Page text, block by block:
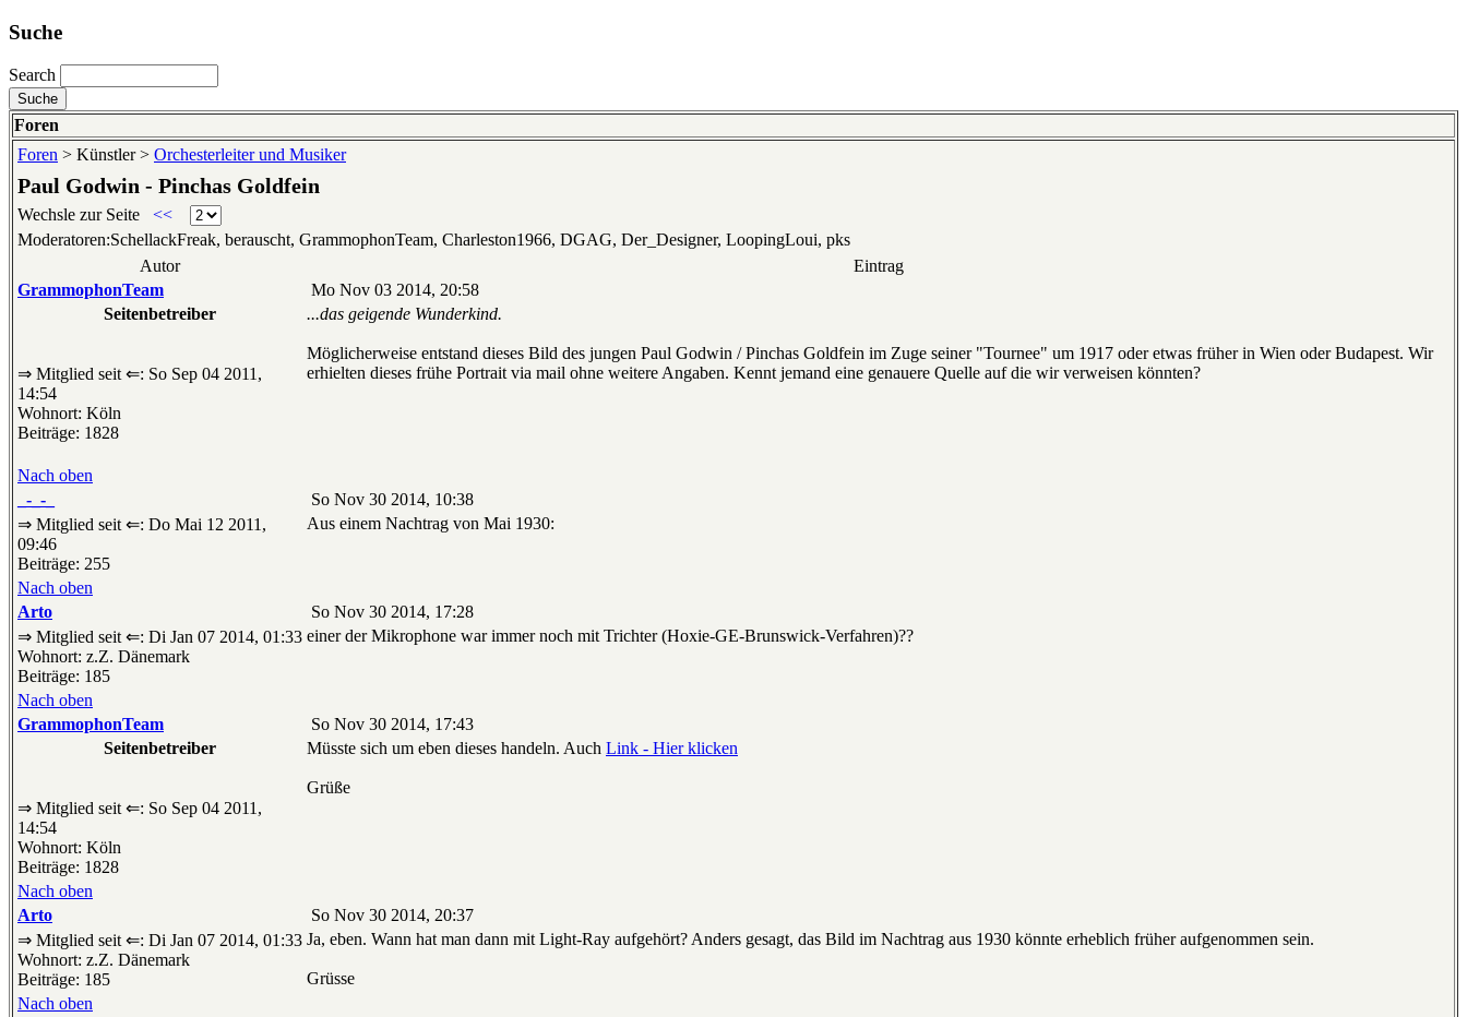
Suche
Search
Foren
Foren > Künstler > Orchesterleiter und Musiker
Paul Godwin - Pinchas Goldfein
Wechsle zur Seite
<<
Moderatoren:SchellackFreak, berauscht, GrammophonTeam, Charleston1966, DGAG, Der_Designer, LoopingLoui, pks
Autor
Eintrag
GrammophonTeam
Mo Nov 03 2014, 20:58
Seitenbetreiber
⇒ Mitglied seit ⇐: So Sep 04 2011,
14:54
Wohnort: Köln
Beiträge: 1828
...das geigende Wunderkind.
Möglicherweise entstand dieses Bild des jungen Paul Godwin / Pinchas Goldfein im Zuge seiner "Tournee" um 1917 oder etwas früher in Wien oder Budapest. Wir
erhielten dieses frühe Portrait via mail ohne weitere Angaben. Kennt jemand eine genauere Quelle auf die wir verweisen könnten?
Nach oben
_-_-_
So Nov 30 2014, 10:38
⇒ Mitglied seit ⇐: Do Mai 12 2011,
09:46
Beiträge: 255
Aus einem Nachtrag von Mai 1930:
Nach oben
Arto
So Nov 30 2014, 17:28
⇒ Mitglied seit ⇐: Di Jan 07 2014, 01:33
Wohnort: z.Z. Dänemark
Beiträge: 185
einer der Mikrophone war immer noch mit Trichter (Hoxie-GE-Brunswick-Verfahren)??
Nach oben
GrammophonTeam
So Nov 30 2014, 17:43
Seitenbetreiber
⇒ Mitglied seit ⇐: So Sep 04 2011,
14:54
Wohnort: Köln
Beiträge: 1828
Müsste sich um eben dieses handeln. Auch Link - Hier klicken
Grüße
Nach oben
Arto
So Nov 30 2014, 20:37
⇒ Mitglied seit ⇐: Di Jan 07 2014, 01:33
Wohnort: z.Z. Dänemark
Beiträge: 185
Ja, eben. Wann hat man dann mit Light-Ray aufgehört? Anders gesagt, das Bild im Nachtrag aus 1930 könnte erheblich früher aufgenommen sein.
Grüsse
Nach oben